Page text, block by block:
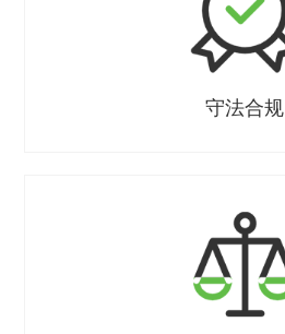
守法合规